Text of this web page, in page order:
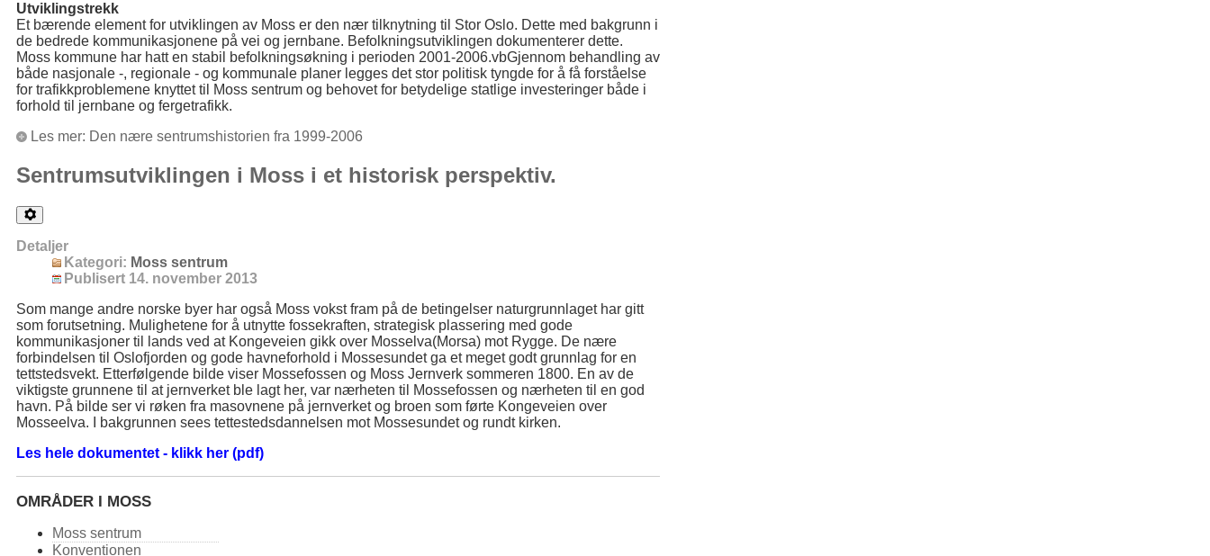
Utviklingstrekk
Et bærende element for utviklingen av Moss er den nær tilknytning til Stor Oslo. Dette med bakgrunn i
de bedrede kommunikasjonene på vei og jernbane. Befolkningsutviklingen dokumenterer dette.
Moss kommune har hatt en stabil befolkningsøkning i perioden 2001-2006.vbGjennom behandling av
både nasjonale -, regionale - og kommunale planer legges det stor politisk tyngde for å få forståelse
for trafikkproblemene knyttet til Moss sentrum og behovet for betydelige statlige investeringer både i
forhold til jernbane og fergetrafikk.
Les mer: Den nære sentrumshistorien fra 1999-2006
Sentrumsutviklingen i Moss i et historisk perspektiv.
Detaljer
Kategori: Moss sentrum
Publisert 14. november 2013
Som mange andre norske byer har også Moss vokst fram på de betingelser naturgrunnlaget har gitt
som forutsetning. Mulighetene for å utnytte fossekraften, strategisk plassering med gode
kommunikasjoner til lands ved at Kongeveien gikk over Mosselva(Morsa) mot Rygge. De nære
forbindelsen til Oslofjorden og gode havneforhold i Mossesundet ga et meget godt grunnlag for en
tettstedsvekt. Etterfølgende bilde viser Mossefossen og Moss Jernverk sommeren 1800. En av de
viktigste grunnene til at jernverket ble lagt her, var nærheten til Mossefossen og nærheten til en god
havn. På bilde ser vi røken fra masovnene på jernverket og broen som førte Kongeveien over
Mosseelva. I bakgrunnen sees tettestedsdannelsen mot Mossesundet og rundt kirken.
Les hele dokumentet - klikk her (pdf)
OMRÅDER I MOSS
Moss sentrum
Konventionen